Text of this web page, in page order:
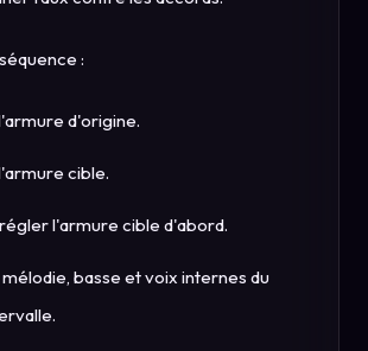
:
d'origine.
cible.
l'armure cible d'abord.
basse et voix internes du